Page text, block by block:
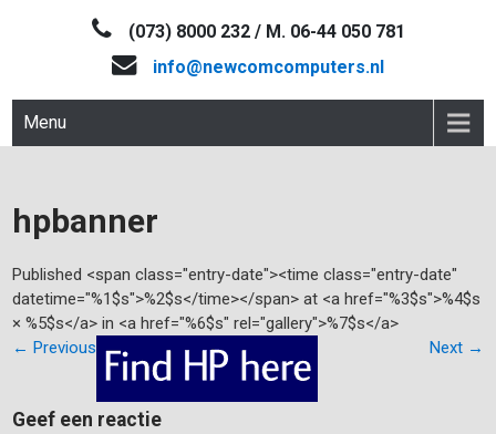
NEWCOM(073) 8000 232 / M. 06-44 050 781
info@newcomcomputers.nl
Menu
hpbanner
Published <span class="entry-date"><time class="entry-date"
datetime="%1$s">%2$s</time></span> at <a href="%3$s">%4$s
× %5$s</a> in <a href="%6$s" rel="gallery">%7$s</a>
← Previous Next →
Geef een reactie